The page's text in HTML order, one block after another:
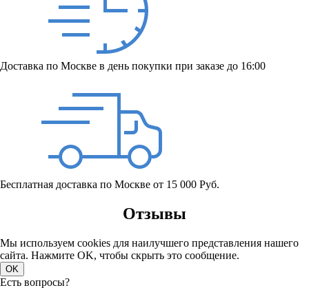
Доставка по Москве в день покупки при заказе до 16:00
Бесплатная доставка по Москве от 15 000 Руб.
Отзывы
Мы используем cookies для наилучшего представления нашего
сайта. Нажмите OK, чтобы скрыть это сообщение.
OK
Есть вопросы?